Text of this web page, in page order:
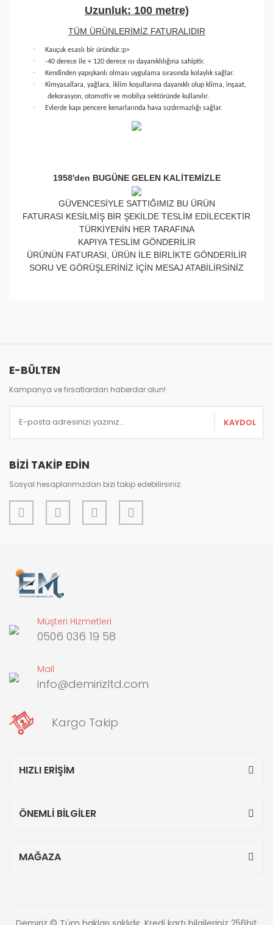
Uzunluk: 100 metre)
TÜM ÜRÜNLERİMİZ FATURALIDIR
· Kauçuk esaslı bir üründür.:p>
· -40 derece ile + 120 derece ısı dayanıklılığına sahiptir.
· Kendinden yapışkanlı olması uygulama sırasında kolaylık sağlar.
·
Kimyasallara, yağlara, iklim koşullarına dayanıklı olup klima, inşaat,
dekorasyon, otomotiv ve mobilya sektöründe kullanılır.
· Evlerde kapı pencere kenarlarında hava sızdırmazlığı sağlar.
1958'den BUGÜNE GELEN KALİTEMİZLE
GÜVENCESİYLE SATTIĞIMIZ BU ÜRÜN
FATURASI KESİLMİŞ BİR ŞEKİLDE TESLİM EDİLECEKTİR
TÜRKİYENİN HER TARAFINA
KAPIYA TESLİM GÖNDERİLİR
ÜRÜNÜN FATURASI, ÜRÜN İLE BİRLİKTE GÖNDERİLİR
SORU VE GÖRÜŞLERİNİZ İÇİN MESAJ ATABİLİRSİNİZ
Ürün resmi kalitesiz, bozuk veya görüntülenemiyor.
Ürün açıklamasında eksik bilgiler bulunuyor.
Ürün fiyatı diğer sitelerden daha pahalı.
Gönder
E-BÜLTEN
Kampanya ve fırsatlardan haberdar olun!
KAYDOL
BİZİ TAKİP EDİN
Sosyal hesaplarımızdan bizi takip edebilirsiniz.
Müşteri Hizmetleri
0506 036 19 58
Mail
info@demirizltd.com
Kargo Takip
HIZLI ERİŞİM
ÖNEMLİ BİLGİLER
MAĞAZA